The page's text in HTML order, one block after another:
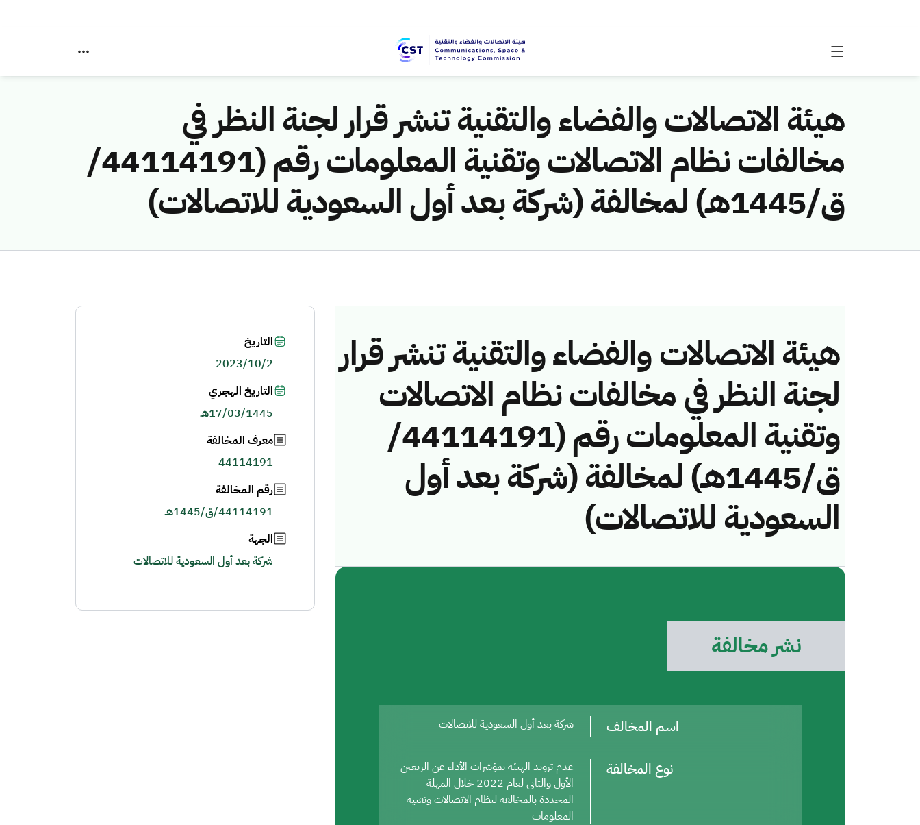
هيئة الاتصالات والفضاء والتقنية تنشر قرار لجنة النظر في
مخالفات نظام الاتصالات وتقنية المعلومات رقم (44114191/
ق/1445هـ) لمخالفة (شركة بعد أول السعودية للاتصالات)
هيئة الاتصالات والفضاء والتقنية تنشر قرار
لجنة النظر في مخالفات نظام الاتصالات
وتقنية المعلومات رقم (44114191/
ق/1445هـ) لمخالفة (شركة بعد أول
السعودية للاتصالات)
نشر مخالفة
اسم المخالف شركة بعد أول السعودية للاتصالات
نوع المخالفة
عدم تزويد الهيئة بمؤشرات الأداء عن الربعين
الأول والثاني لعام 2022 خلال المهلة
المحددة بالمخالفة لنظام الاتصالات وتقنية
المعلومات
التاريخ
2023/10/2
التاريخ الهجري
17/03/1445هـ
معرف المخالفة
44114191
رقم المخالفة
44114191/ق/1445هـ
الجهة
شركة بعد أول السعودية للاتصالات